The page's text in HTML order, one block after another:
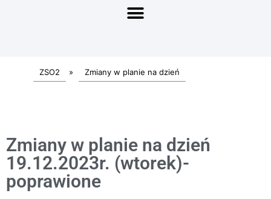
ZSO2 » Zmiany w planie na dzień
Zmiany w planie na dzień
19.12.2023r. (wtorek)-
poprawione